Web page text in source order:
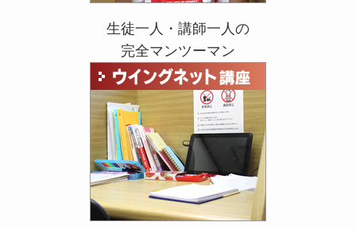
生徒一人・講師一人の
完全マンツーマン